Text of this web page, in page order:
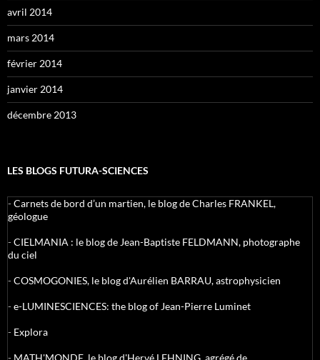
avril 2014
mars 2014
février 2014
janvier 2014
décembre 2013
LES BLOGS FUTURA-SCIENCES
-Carnets de bord d’un martien, le blog de Charles FRANKEL,
géologue
-CIELMANIA : le blog de Jean-Baptiste FELDMANN, photographe
du ciel
-COSMOGONIES, le blog d'Aurélien BARRAU, astrophysicien
-e-LUMINESCIENCES: the blog of Jean-Pierre Luminet
- Explora
- MATH'MONDE, le blog d'Hervé LEHNING, agrégé de